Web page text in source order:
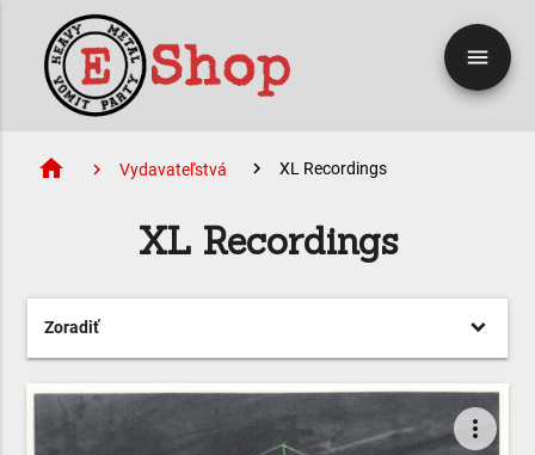
menu
home Vydavateľstvá XL Recordings
XL Recordings
Zoradiť
more_vert